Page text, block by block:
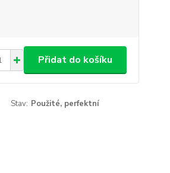
Přidat do košíku
Stav: Použité, perfektní